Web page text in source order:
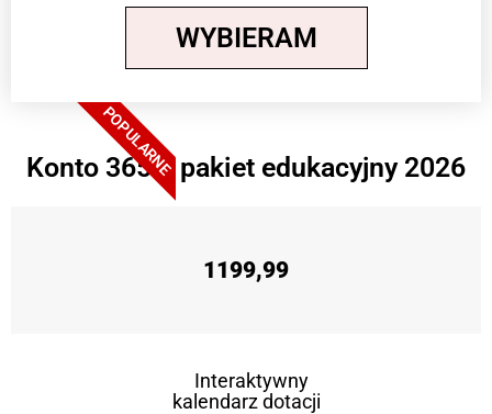
WYBIERAM
POPULARNE
Konto 365 + pakiet edukacyjny 2026
1199,99
Interaktywny
kalendarz dotacji